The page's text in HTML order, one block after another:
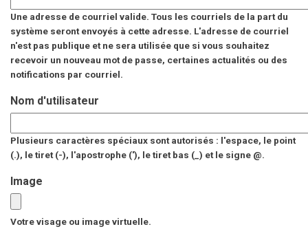
Une adresse de courriel valide. Tous les courriels de la part du
système seront envoyés à cette adresse. L'adresse de courriel
n'est pas publique et ne sera utilisée que si vous souhaitez
recevoir un nouveau mot de passe, certaines actualités ou des
notifications par courriel.
Nom d'utilisateur
Plusieurs caractères spéciaux sont autorisés : l'espace, le point
(.), le tiret (-), l'apostrophe ('), le tiret bas (_) et le signe @.
Image
Votre visage ou image virtuelle.